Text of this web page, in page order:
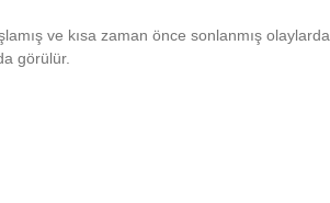
ve kısa zaman önce sonlanmış olaylarda
görülür.